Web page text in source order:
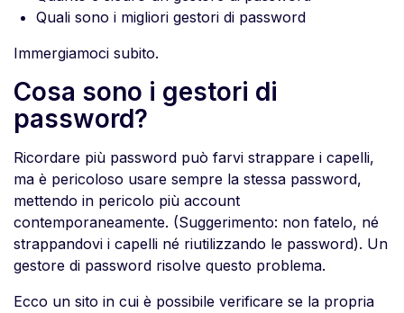
Quali sono i migliori gestori di password
Immergiamoci subito.
Cosa sono i gestori di
password?
Ricordare più password può farvi strappare i capelli,
ma è pericoloso usare sempre la stessa password,
mettendo in pericolo più account
contemporaneamente. (Suggerimento: non fatelo, né
strappandovi i capelli né riutilizzando le password). Un
gestore di password risolve questo problema.
Ecco un sito in cui è possibile verificare se la propria